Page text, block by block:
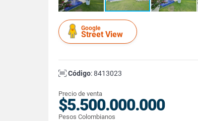
Google
Street View
Código: 8413023
Precio de venta
$5.500.000.000
Pesos Colombianos